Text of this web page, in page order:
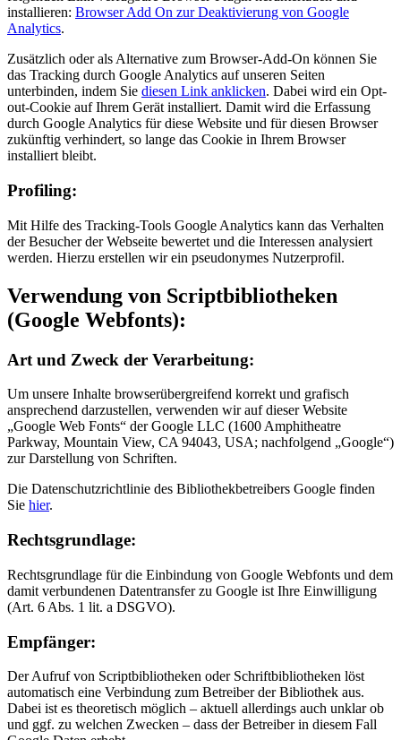
installieren: Browser Add On zur Deaktivierung von Google
Analytics.
Zusätzlich oder als Alternative zum Browser-Add-On können Sie
das Tracking durch Google Analytics auf unseren Seiten
unterbinden, indem Sie diesen Link anklicken. Dabei wird ein Opt-
out-Cookie auf Ihrem Gerät installiert. Damit wird die Erfassung
durch Google Analytics für diese Website und für diesen Browser
zukünftig verhindert, so lange das Cookie in Ihrem Browser
installiert bleibt.
Profiling:
Mit Hilfe des Tracking-Tools Google Analytics kann das Verhalten
der Besucher der Webseite bewertet und die Interessen analysiert
werden. Hierzu erstellen wir ein pseudonymes Nutzerprofil.
Verwendung von Script­biblio­theken
(Google Webfonts):
Art und Zweck der Verarbeitung:
Um unsere Inhalte browserübergreifend korrekt und grafisch
ansprechend darzustellen, verwenden wir auf dieser Website
„Google Web Fonts“ der Google LLC (1600 Amphitheatre
Parkway, Mountain View, CA 94043, USA; nachfolgend „Google“)
zur Darstellung von Schriften.
Die Datenschutzrichtlinie des Bibliothekbetreibers Google finden
Sie hier.
Rechts­grund­lage:
Rechtsgrundlage für die Einbindung von Google Webfonts und dem
damit verbundenen Datentransfer zu Google ist Ihre Einwilligung
(Art. 6 Abs. 1 lit. a DSGVO).
Empfänger:
Der Aufruf von Scriptbibliotheken oder Schriftbibliotheken löst
automatisch eine Verbindung zum Betreiber der Bibliothek aus.
Dabei ist es theoretisch möglich – aktuell allerdings auch unklar ob
und ggf. zu welchen Zwecken – dass der Betreiber in diesem Fall